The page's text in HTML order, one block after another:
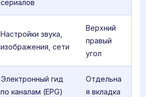
сериалов
Настройки звука,
изображения, сети
Верхний
правый
угол
Электронный гид
по каналам (EPG)
Отдельна
я вкладка